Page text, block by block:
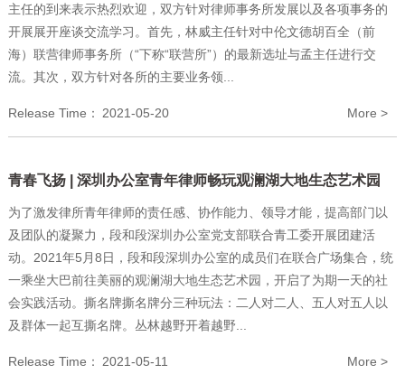
主任的到来表示热烈欢迎，双方针对律师事务所发展以及各项事务的
开展展开座谈交流学习。首先，林威主任针对中伦文德胡百全（前
海）联营律师事务所（“下称“联营所”）的最新选址与孟主任进行交
流。其次，双方针对各所的主要业务领...
Release Time： 2021-05-20 More >
青春飞扬 | 深圳办公室青年律师畅玩观澜湖大地生态艺术园
为了激发律所青年律师的责任感、协作能力、领导才能，提高部门以
及团队的凝聚力，段和段深圳办公室党支部联合青工委开展团建活
动。2021年5月8日，段和段深圳办公室的成员们在联合广场集合，统
一乘坐大巴前往美丽的观澜湖大地生态艺术园，开启了为期一天的社
会实践活动。撕名牌撕名牌分三种玩法：二人对二人、五人对五人以
及群体一起互撕名牌。丛林越野开着越野...
Release Time： 2021-05-11 More >